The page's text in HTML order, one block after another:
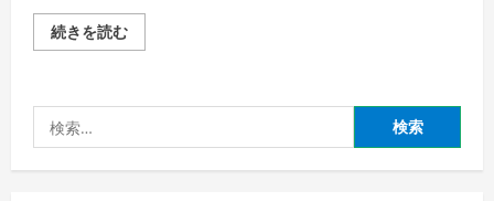
続きを読むEl
Hijo
West
詳
細
索: